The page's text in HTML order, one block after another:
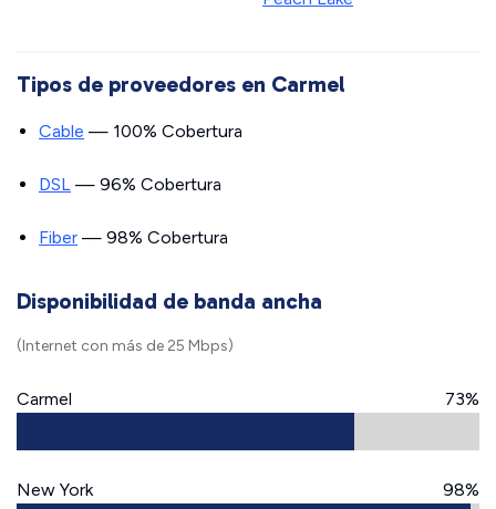
Tipos de proveedores en Carmel
Cable — 100% Cobertura
DSL — 96% Cobertura
Fiber — 98% Cobertura
Disponibilidad de banda ancha
(Internet con más de 25 Mbps)
Carmel 73%
New York 98%